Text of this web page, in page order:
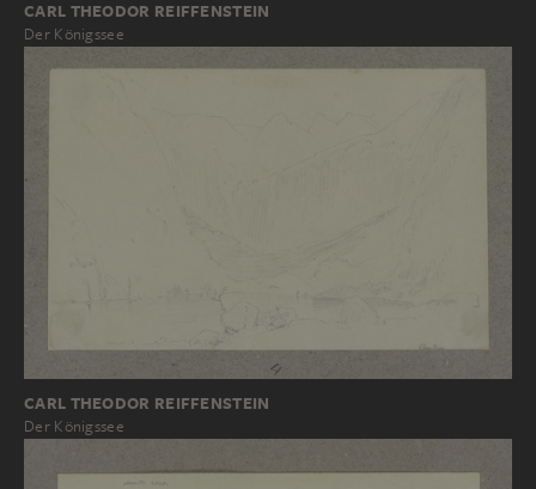
CARL THEODOR REIFFENSTEIN
Der Königssee
CARL THEODOR REIFFENSTEIN
Der Königssee